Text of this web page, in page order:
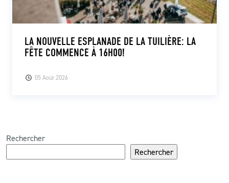
05 Août 2026
LA NOUVELLE ESPLANADE DE LA TUILIÈRE: LA
FÊTE COMMENCE À 16H00!
Rechercher
Rechercher